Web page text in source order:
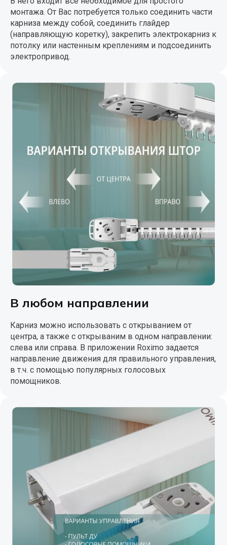
монтажа. От Вас потребуется только соединить части
карниза между собой, соединить глайдер
(направляющую коретку), закрепить электрокарниз к
потолку или настенным креплениям и подсоединить
электропривод.
В любом направлении
Карниз можно использовать с открыванием от
центра, а также с открываним в одном направлении:
слева или справа. В приложении Roximo задается
направление движения для правильного управления,
в т.ч. с помощью популярных голосовых
помощников.